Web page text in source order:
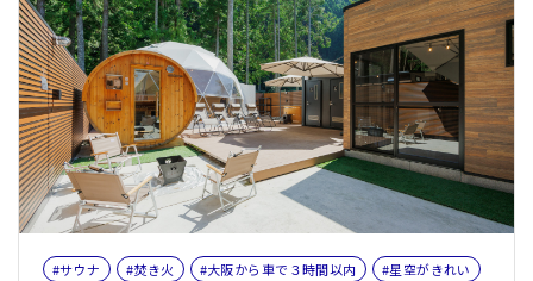
#サウナ #焚き火 #大阪から車で３時間以内
#星空がきれい